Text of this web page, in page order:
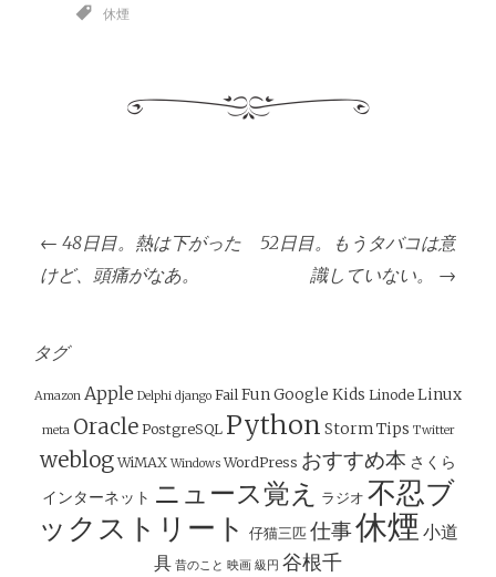
休煙
投
稿
ナ
ビ
ゲ
ー
シ
ョ
ン
← 48日目。熱は下がった
けど、頭痛がなあ。
52日目。もうタバコは意
識していない。 →
タグ
Amazon Apple Delphi django Fail FunGoogle Kids Linode Linux
meta Oracle PostgreSQL Python StormTips Twitter
weblog WiMAX Windows WordPress おすすめ本 さくら
インターネット ニュース覚え ラジオ 不忍ブ
ックストリート
仔猫三匹 仕事休煙 小道
具 昔のこと 映画 級円 谷根千